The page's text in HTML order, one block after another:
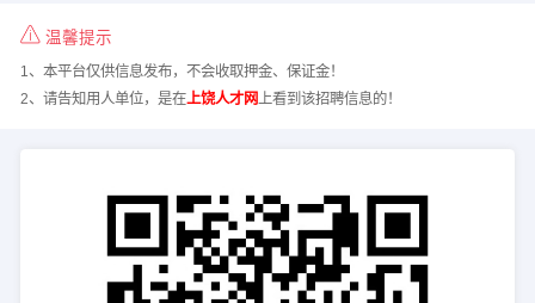
温馨提示
1、本平台仅供信息发布，不会收取押金、保证金！
2、请告知用人单位，是在上饶人才网上看到该招聘信息的！